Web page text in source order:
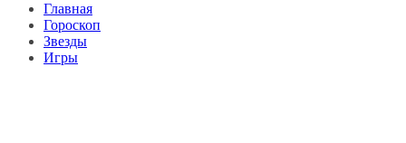
Главная
Гороскоп
Звезды
Игры